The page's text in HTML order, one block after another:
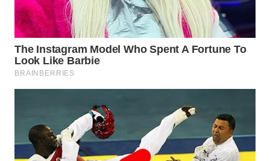
WN
SUBANG
WN
SUKABUMI
PURWAKARTA
WN